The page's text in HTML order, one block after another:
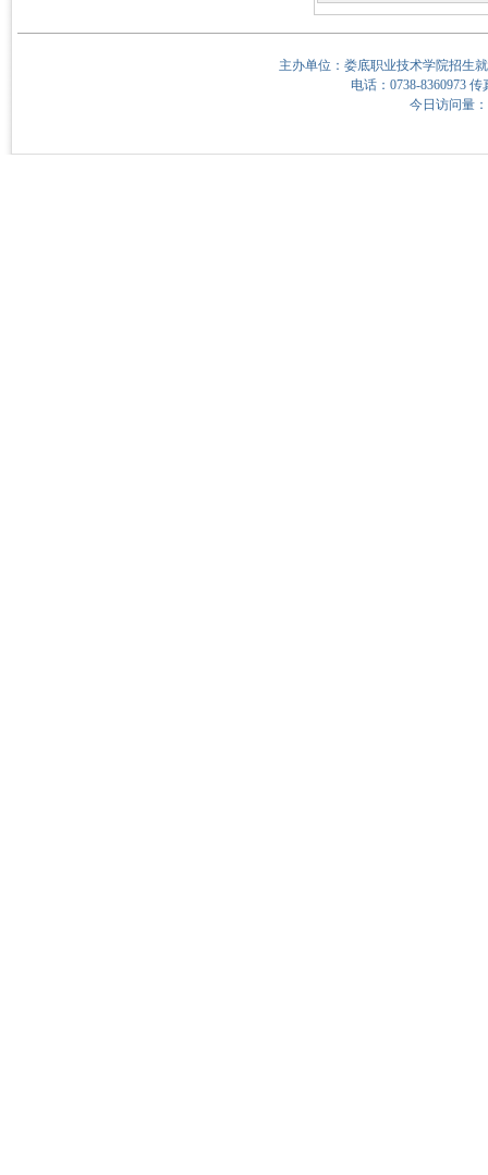
主办单位：娄底职业技术学院招生
电话：0738-8360973
今日访问量